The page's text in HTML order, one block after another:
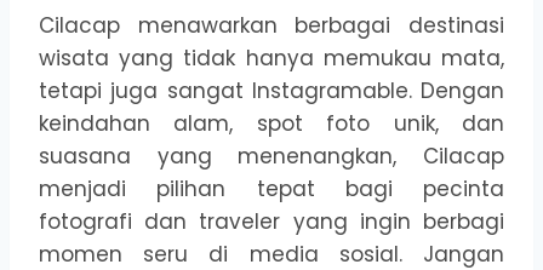
Cilacap menawarkan berbagai destinasi
wisata yang tidak hanya memukau mata,
tetapi juga sangat Instagramable. Dengan
keindahan alam, spot foto unik, dan
suasana yang menenangkan, Cilacap
menjadi pilihan tepat bagi pecinta
fotografi dan traveler yang ingin berbagi
momen seru di media sosial. Jangan